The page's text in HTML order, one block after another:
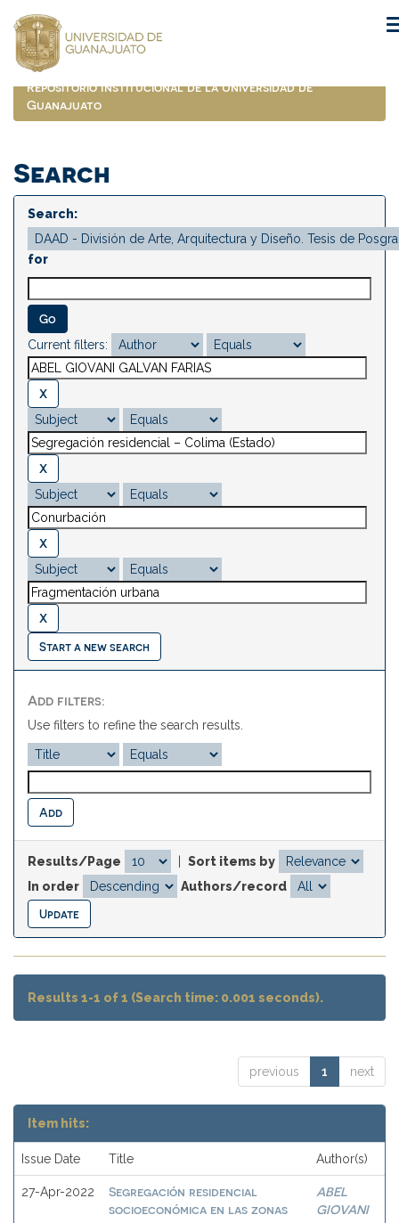
navigation
Repositorio Institucional de la Universidad de
Guanajuato
Search
Search:
for
Current filters:
Start a new search
Add filters:
Use filters to refine the search results.
Results/Page
Sort items by
In order
Authors/record
Results 1-1 of 1 (Search time: 0.001 seconds).
previous 1 next
Item hits:
Issue Date Title Author(s)
27-Apr-2022
Segregación residencial
socioeconómica en las zonas
ABEL
GIOVANI